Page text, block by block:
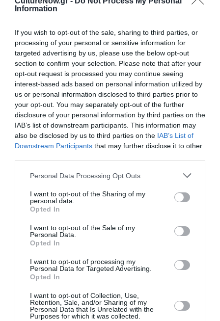
Information
If you wish to opt-out of the sale, sharing to third parties, or
processing of your personal or sensitive information for
targeted advertising by us, please use the below opt-out
section to confirm your selection. Please note that after your
opt-out request is processed you may continue seeing
interest-based ads based on personal information utilized by
us or personal information disclosed to third parties prior to
your opt-out. You may separately opt-out of the further
disclosure of your personal information by third parties on the
IAB’s list of downstream participants. This information may
also be disclosed by us to third parties on the IAB’s List of
Downstream Participants that may further disclose it to other
Personal Data Processing Opt Outs
I want to opt-out of the Sharing of my
personal data.
Opted In
I want to opt-out of the Sale of my
Personal Data.
Opted In
I want to opt-out of processing my
Personal Data for Targeted Advertising.
Opted In
I want to opt-out of Collection, Use,
Retention, Sale, and/or Sharing of my
Personal Data that Is Unrelated with the
Purposes for which it was collected.
την Τέχνη και τον Πολιτισμό!
Ακολουθήστε το Culturenow.gr
Σχετικά Άρθρα
Ο Αλέξανδρος
Βούλγαρης
“Σουέλ” της Ιωάννας
Καρυστιάνη (teaser)
Ο Ρόμπερτ Ντάουνι
“Avengers: